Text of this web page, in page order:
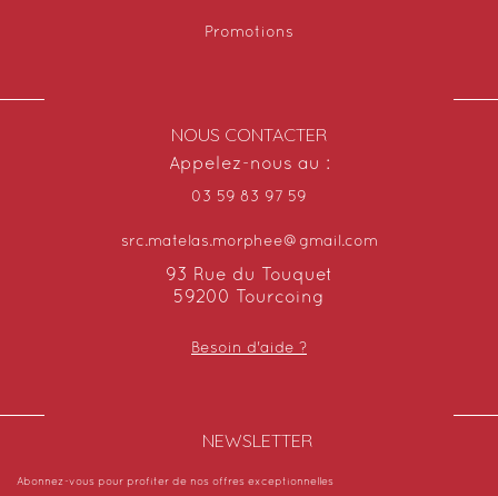
Promotions
NOUS CONTACTER
Appelez-nous au :
03 59 83 97 59
src.matelas.morphee@gmail.com
93 Rue du Touquet
59200 Tourcoing
Besoin d'aide ?
NEWSLETTER​
Abonnez-vous pour profiter de nos offres exceptionnelles